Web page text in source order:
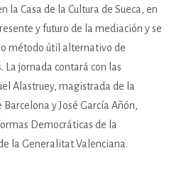
la Casa de la Cultura de Sueca, en
y futuro de la mediación y se
método útil alternativo de
La jornada contará con las
Alastruey, magistrada de la
y José García Añón,
Democráticas de la
la Generalitat Valenciana.